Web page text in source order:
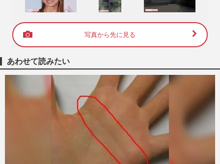
写真から先に見る
あわせて読みたい